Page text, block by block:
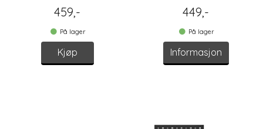
459,-
På lager
Kjøp
449,-
På lager
Informasjon